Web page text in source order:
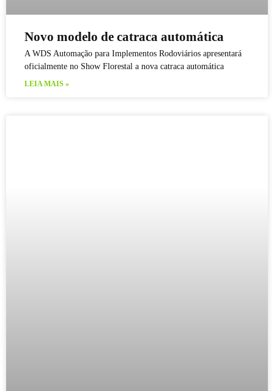
Novo modelo de catraca automática
A WDS Automação para Implementos Rodoviários apresentará
oficialmente no Show Florestal a nova catraca automática
LEIA MAIS »